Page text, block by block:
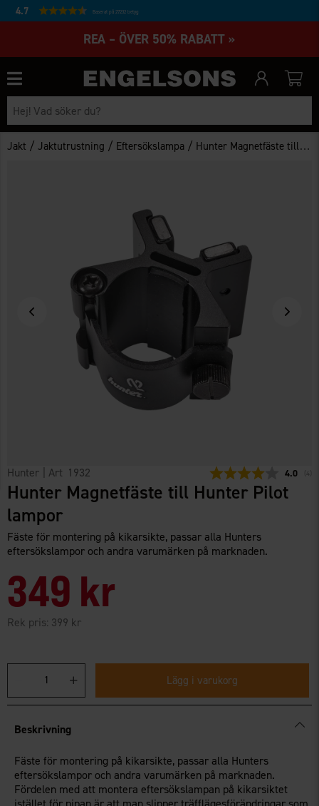
4.7 Baserat på 27232 betyg
REA – ÖVER 50% RABATT »
Jakt /Jaktutrustning / Eftersökslampa / Hunter Magnetfäste till Hunter Pilot lampor
Hunter | Art 1932 4.0 4
Hunter Magnetfäste till Hunter Pilot
lampor
Fäste för montering på kikarsikte, passar alla Hunters
eftersökslampor och andra varumärken på marknaden.
349 kr
Rek pris: 399 kr
Lägg i varukorg
Beskrivning
Fäste för montering på kikarsikte, passar alla Hunters
eftersökslampor och andra varumärken på marknaden.
Fördelen med att montera eftersökslampan på kikarsiktet